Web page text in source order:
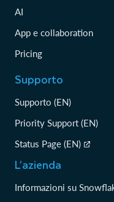
AI
App e collaboration
Pricing
Supporto
Supporto (EN)
Priority Support (EN)
Status Page (EN)
L’azienda
Informazioni su